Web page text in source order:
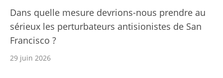
Dans quelle mesure devrions-nous prendre au
sérieux les perturbateurs antisionistes de San
Francisco ?
29 juin 2026